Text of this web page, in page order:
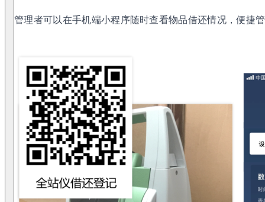
管理者可以在手机端小程序随时查看物品借还情况，便捷